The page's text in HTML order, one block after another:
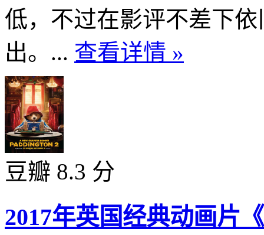
低，不过在影评不差下
出。... 查看详情 »
豆瓣 8.3 分
2017年英国经典动画片